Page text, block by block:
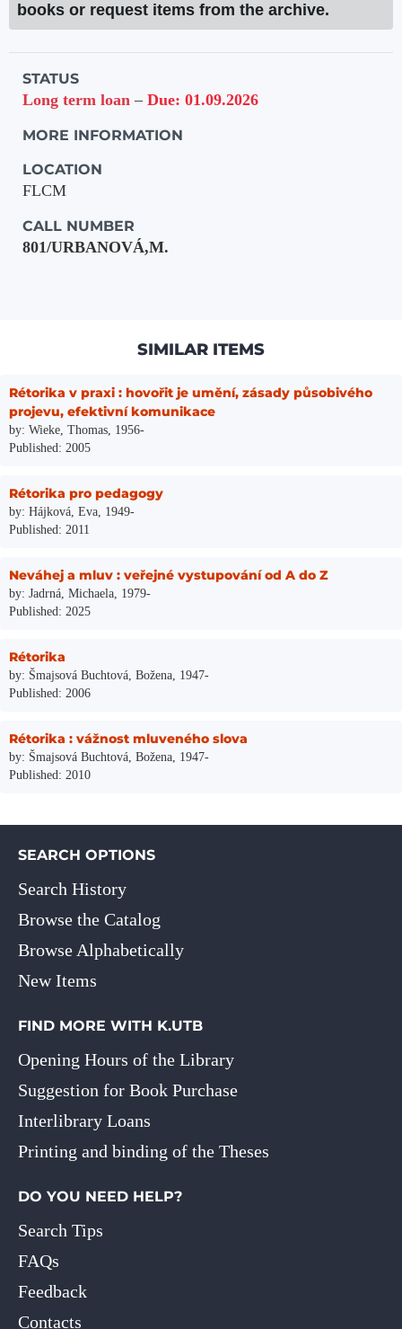
books or request items from the archive.
Holdings details from Studovna UH
STATUS
Long term loan – Due: 01.09.2026
MORE INFORMATION
LOCATION
FLCM
CALL NUMBER
801/URBANOVÁ,M.
SIMILAR ITEMS
Rétorika v praxi : hovořit je umění, zásady působivého
projevu, efektivní komunikace
by: Wieke, Thomas, 1956-
Published: 2005
Rétorika pro pedagogy
by: Hájková, Eva, 1949-
Published: 2011
Neváhej a mluv : veřejné vystupování od A do Z
by: Jadrná, Michaela, 1979-
Published: 2025
Rétorika
by: Šmajsová Buchtová, Božena, 1947-
Published: 2006
Rétorika : vážnost mluveného slova
by: Šmajsová Buchtová, Božena, 1947-
Published: 2010
SEARCH OPTIONS
Search History
Browse the Catalog
Browse Alphabetically
New Items
FIND MORE WITH K.UTB
Opening Hours of the Library
Suggestion for Book Purchase
Interlibrary Loans
Printing and binding of the Theses
DO YOU NEED HELP?
Search Tips
FAQs
Feedback
Contacts